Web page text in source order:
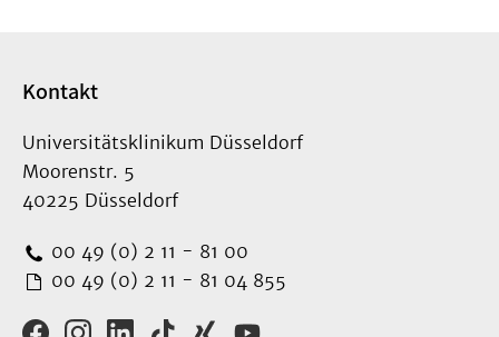
Kontakt
Universitätsklinikum Düsseldorf
Moorenstr. 5
40225 Düsseldorf
00 49 (0) 2 11 - 81 00
00 49 (0) 2 11 - 81 04 855